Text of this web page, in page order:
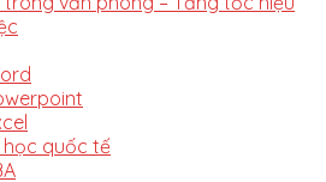
học quốc tế